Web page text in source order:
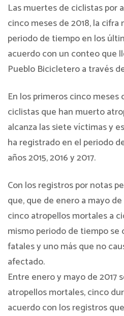
Las muertes de ciclistas por
cinco meses de 2018, la cifra
periodo de tiempo en los
acuerdo con un conteo que
Pueblo Bicicletero a través
En los primeros cinco
ciclistas que han muerto
alcanza las siete víctimas y
ha registrado en el periodo
años 2015, 2016 y 2017.
Con los registros por notas
que, que de enero a mayo
cinco atropellos mortales a
mismo periodo de tiempo se
fatales y uno más que no
afectado.
Entre enero y mayo de 2017
atropellos mortales, cinco
acuerdo con los registros